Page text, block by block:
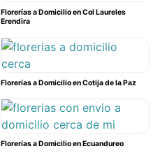
Florerías a Domicilio en Col Laureles
Erendira
Florerías a Domicilio en Cotija de la Paz
Florerías a Domicilio en Ecuandureo